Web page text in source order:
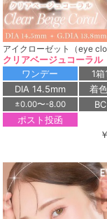
アイクローゼット（eye
クリアベージュコーラル
ワンデー
1箱
DIA 14.5mm
着
±0.00〜-8.00
ポスト投函